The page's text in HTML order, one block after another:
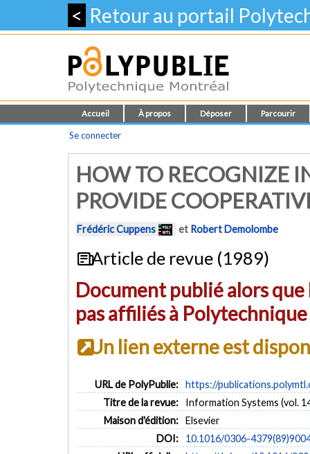
< Retour au portail
Accueil À propos Déposer Parcourir
Se connecter
HOW TO RECOGNIZE
PROVIDE
Frédéric Cuppens et Robert Demolombe
Article de revue (1989)
Document publié alors
pas affiliés à
Un lien externe est
URL de PolyPublie: https://
Titre de la revue:
Information Systems (vol.
Maison d'édition: Elsevier
DOI:
10.1016/0306-